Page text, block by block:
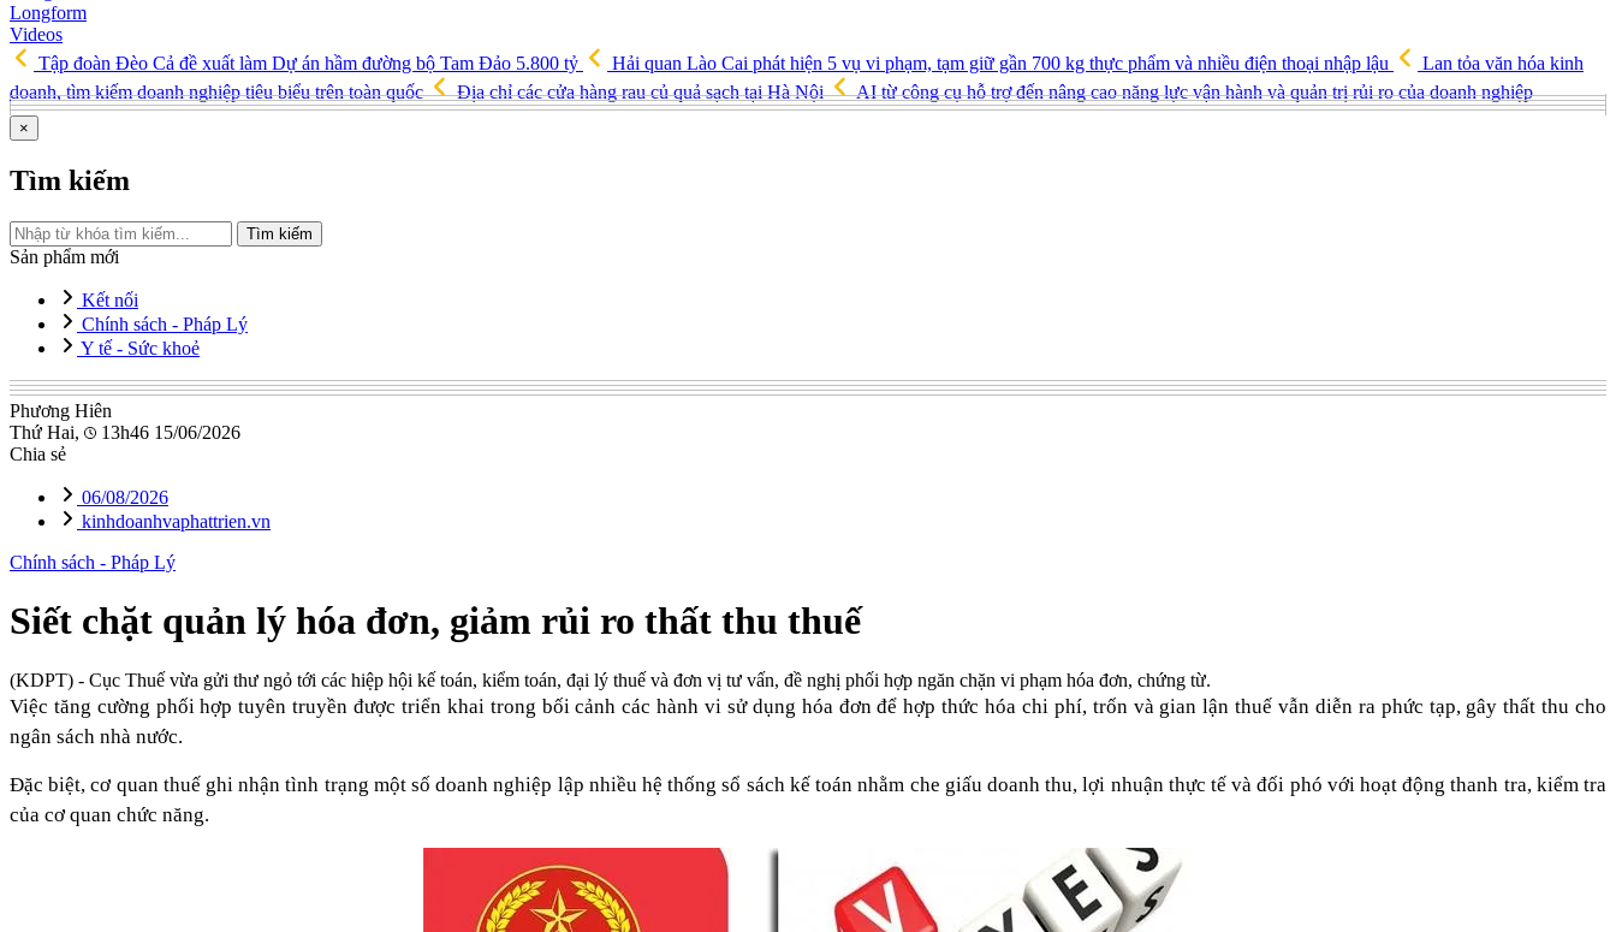
Longform
Videos
Tập đoàn Đèo Cả đề xuất làm Dự án hầm đường bộ Tam Đảo 5.800 tỷ
Hải quan Lào Cai phát hiện 5 vụ vi phạm, tạm giữ gần 700 kg thực phẩm và nhiều điện thoại nhập lậu
Lan tỏa văn hóa kinh
doanh, tìm kiếm doanh nghiệp tiêu biểu trên toàn quốc
Địa chỉ các cửa hàng rau củ quả sạch tại Hà Nội AI từ công cụ hỗ trợ đến nâng cao năng lực vận hành và quản trị rủi ro của doanh nghiệp
×
Tìm kiếm
Tìm kiếm
Sản phẩm mới
Kết nối
Chính sách - Pháp Lý
Y tế - Sức khoẻ
Phương Hiên
Thứ Hai,
13h46 15/06/2026
Chia sẻ
06/08/2026
kinhdoanhvaphattrien.vn
Chính sách - Pháp Lý
Siết chặt quản lý hóa đơn, giảm rủi ro thất thu thuế
(KDPT) - Cục Thuế vừa gửi thư ngỏ tới các hiệp hội kế toán, kiểm toán, đại lý thuế và đơn vị tư vấn, đề nghị phối hợp ngăn chặn vi phạm hóa đơn, chứng từ.
Việc tăng cường phối hợp tuyên truyền được triển khai trong bối cảnh các hành vi sử dụng hóa đơn để hợp thức hóa chi phí, trốn và gian lận thuế vẫn diễn ra phức tạp, gây thất thu cho
ngân sách nhà nước.
Đặc biệt, cơ quan thuế ghi nhận tình trạng một số doanh nghiệp lập nhiều hệ thống sổ sách kế toán nhằm che giấu doanh thu, lợi nhuận thực tế và đối phó với hoạt động thanh tra, kiểm tra
của cơ quan chức năng.